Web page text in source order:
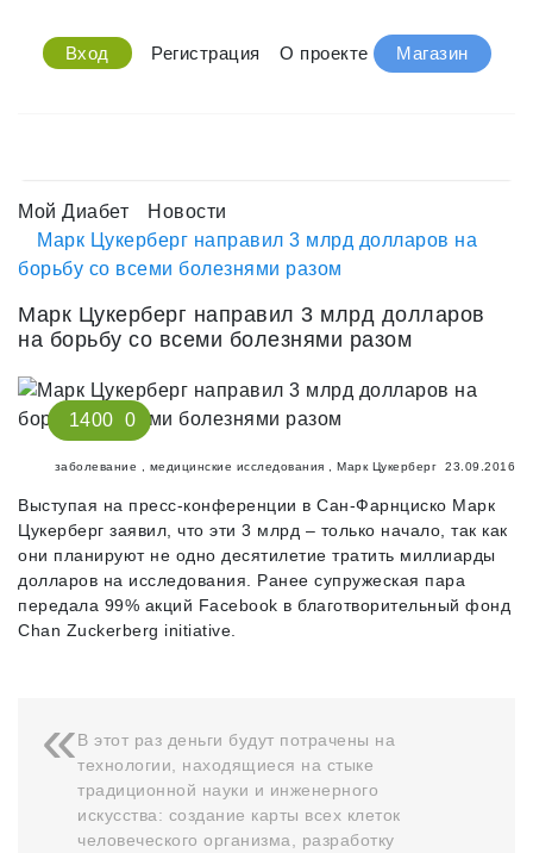
Вход Регистрация О проекте Магазин
Мой Диабет
Новости
Марк Цукерберг направил 3 млрд долларов на
борьбу со всеми болезнями разом
Марк Цукерберг направил 3 млрд долларов
на борьбу со всеми болезнями разом
1400 0
заболевание медицинские исследования Марк Цукерберг 23.09.2016
Выступая на пресс-конференции в Сан-Фарнциско Марк
Цукерберг заявил, что эти 3 млрд – только начало, так как
они планируют не одно десятилетие тратить миллиарды
долларов на исследования. Ранее супружеская пара
передала 99% акций Facebook в благотворительный фонд
Chan Zuckerberg initiative.
В этот раз деньги будут потрачены на
технологии, находящиеся на стыке
традиционной науки и инженерного
искусства: создание карты всех клеток
человеческого организма, разработку